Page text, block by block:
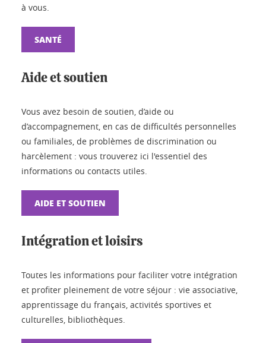
à vous.
SANTÉ
Aide et soutien
Vous avez besoin de soutien, d’aide ou
d’accompagnement, en cas de difficultés personnelles
ou familiales, de problèmes de discrimination ou
harcèlement : vous trouverez ici l'essentiel des
informations ou contacts utiles.
AIDE ET SOUTIEN
Intégration et loisirs
Toutes les informations pour faciliter votre intégration
et profiter pleinement de votre séjour : vie associative,
apprentissage du français, activités sportives et
culturelles, bibliothèques.